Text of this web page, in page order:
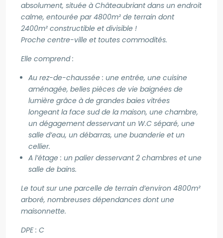
absolument, située à Châteaubriant dans un endroit
calme, entourée par 4800m² de terrain dont
2400m² constructible et divisible !
Proche centre-ville et toutes commodités.
Elle comprend :
Au rez-de-chaussée : une entrée, une cuisine
aménagée, belles pièces de vie baignées de
lumière grâce à de grandes baies vitrées
longeant la face sud de la maison, une chambre,
un dégagement desservant un W.C séparé, une
salle d’eau, un débarras, une buanderie et un
cellier.
A l’étage : un palier desservant 2 chambres et une
salle de bains.
Le tout sur une parcelle de terrain d’environ 4800m²
arboré, nombreuses dépendances dont une
maisonnette.
DPE : C